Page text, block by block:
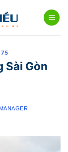
Sài Gòn